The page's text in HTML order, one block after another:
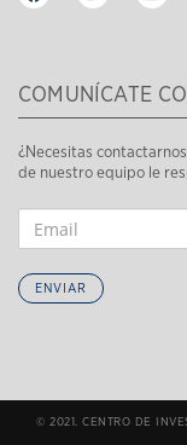
COMUNÍCATE
¿Necesitas
de nuestro equipo le
ENVIAR
© 2021. CENTRO DE